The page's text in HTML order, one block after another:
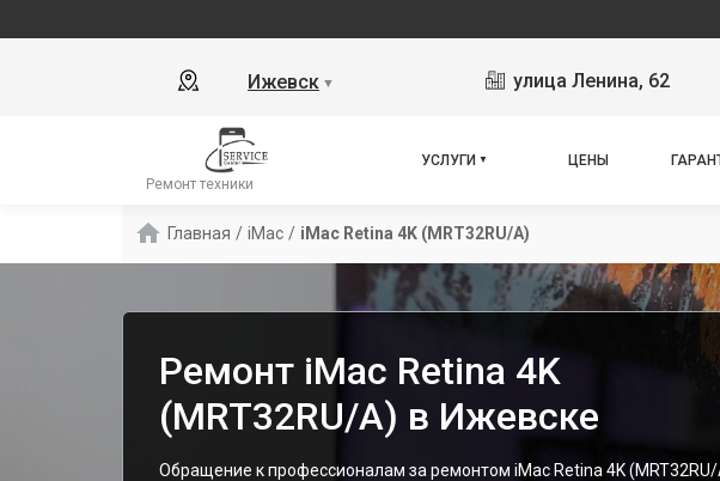
Ижевск ▼ улица Ленина, 62
Ремонт техники
УСЛУГИ ЦЕНЫ
Главная / iMac / iMac Retina 4K (MRT32RU/A)
Ремонт iMac Retina 4K
(MRT32RU/A) в Ижевске
Обращение к профессионалам за ремонтом iMac Retina 4K